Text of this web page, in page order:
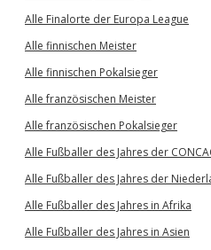
Alle Finalorte der Europa League
Alle finnischen Meister
Alle finnischen Pokalsieger
Alle französischen Meister
Alle französischen Pokalsieger
Alle Fußballer des Jahres der
Alle Fußballer des Jahres der
Alle Fußballer des Jahres in Afrika
Alle Fußballer des Jahres in Asien